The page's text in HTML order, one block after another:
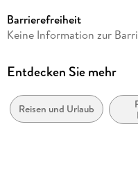
Autor/Autorin
Verlag/Hersteller
Produktart
kartoniert
Barrierefreiheit
Keine Information zur
Entdecken Sie mehr
Reisen und Urlaub